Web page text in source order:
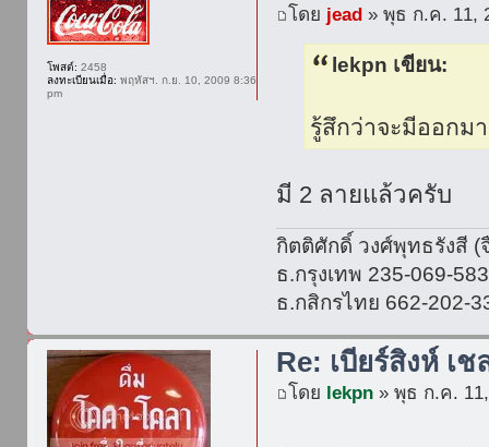
โดย jead » พุธ ก.ค. 11,
lekpn เขียน:
รู้สึกว่าจะมีออกม
มี 2 ลายแล้วครับ
กิตติศักดิ์ วงศ์พุทธรังสี (
ธ.กรุงเทพ 235-069-
ธ.กสิกรไทย 662-202-
โพสต์: 2458
ลงทะเบียนเมื่อ: พฤหัสฯ. ก.ย. 10, 2009 8:36
pm
Re: เบียร์สิงห์ เ
โดย lekpn » พุธ ก.ค.